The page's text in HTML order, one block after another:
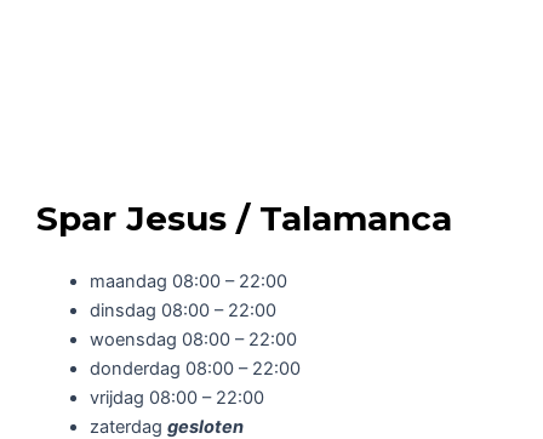
Spar Jesus / Talamanca
maandag 08:00 – 22:00
dinsdag 08:00 – 22:00
woensdag 08:00 – 22:00
donderdag 08:00 – 22:00
vrijdag 08:00 – 22:00
zaterdag gesloten